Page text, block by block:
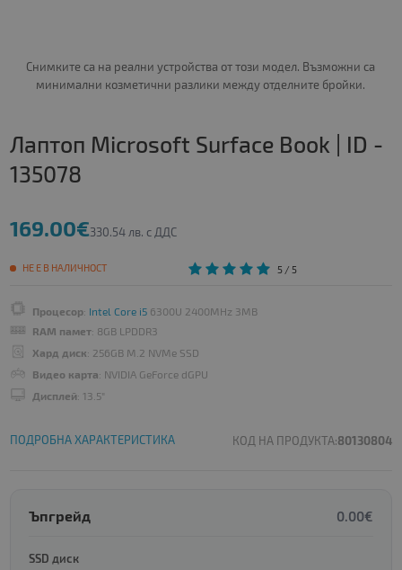
Снимките са на реални устройства от този модел. Възможни са
минимални козметични разлики между отделните бройки.
Лаптоп Microsoft Surface Book | ID -
135078
169.00€330.54 лв. с ДДС
НЕ Е В НАЛИЧНОСТ 5 / 5
Процесор: Intel Core i56300U 2400MHz 3MB
RAM памет: 8GB LPDDR3
Хард диск: 256GB M.2 NVMe SSD
Видео карта: NVIDIA GeForce dGPU
Дисплей: 13.5"
ПОДРОБНА ХАРАКТЕРИСТИКА КОД НА ПРОДУКТА:80130804
Ъпгрейд 0.00€
SSD диск